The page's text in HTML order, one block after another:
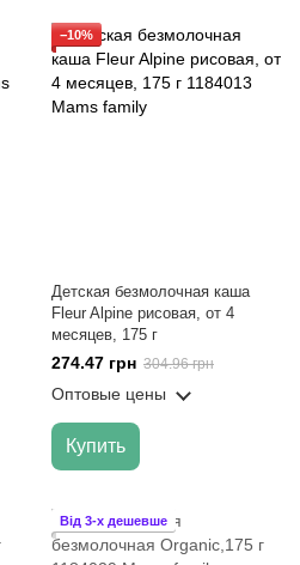
−10%
Детская безмолочная каша
Fleur Alpine рисовая, от 4
месяцев, 175 г
274.47 грн 304.96 грн
Оптовые цены
Купить
Від 3-х дешевше